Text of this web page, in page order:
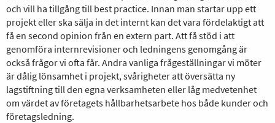
och vill ha tillgång till best practice. Innan man startar upp ett
projekt eller ska sälja in det internt kan det vara fördelaktigt att
få en second opinion från en extern part. Att få stöd i att
genomföra internrevisioner och ledningens genomgång är
också frågor vi ofta får. Andra vanliga frågeställningar vi möter
är dålig lönsamhet i projekt, svårigheter att översätta ny
lagstiftning till den egna verksamheten eller låg medvetenhet
om värdet av företagets hållbarhetsarbete hos både kunder och
företagsledning.